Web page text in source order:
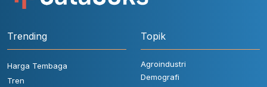
Trending
Harga Tembaga
Tren
Topik
Agroindustri
Demografi